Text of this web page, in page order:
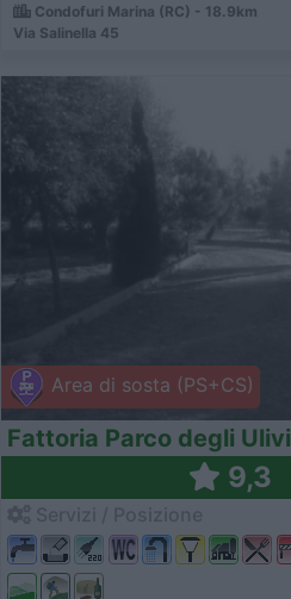
Condofuri Marina (RC) - 18.9km
Via Salinella 45
Area di sosta (PS+CS)
Fattoria Parco degli Ulivi
9,3